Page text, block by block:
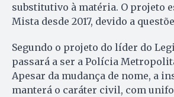
substitutivo à matéria. O projeto
Mista desde 2017, devido a
Segundo o projeto do líder do
passará a ser a Polícia
Apesar da mudança de nome, a
manterá o caráter civil, com